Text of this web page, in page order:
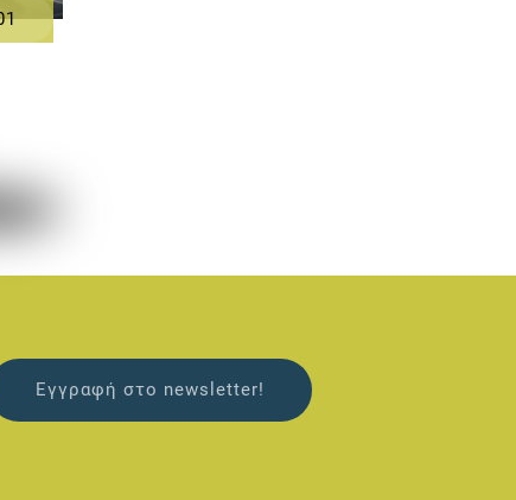
Εγγραφή στο newsletter!